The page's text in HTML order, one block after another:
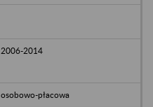
2006-2014
osobowo-płacowa